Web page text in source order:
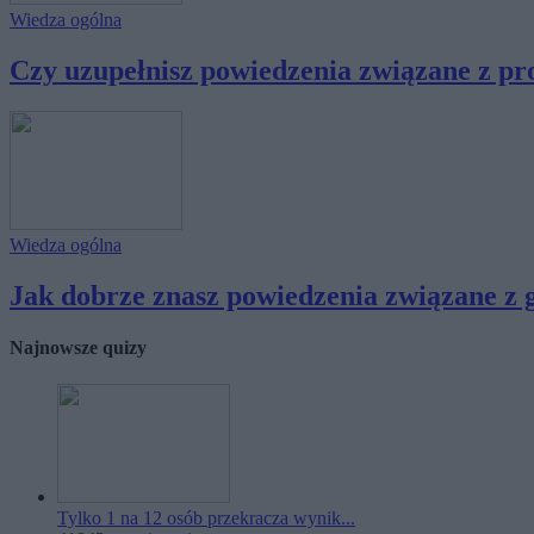
Wiedza ogólna
Czy uzupełnisz powiedzenia związane z
Wiedza ogólna
Jak dobrze znasz powiedzenia związane z
Najnowsze quizy
Tylko 1 na 12 osób przekracza wynik...